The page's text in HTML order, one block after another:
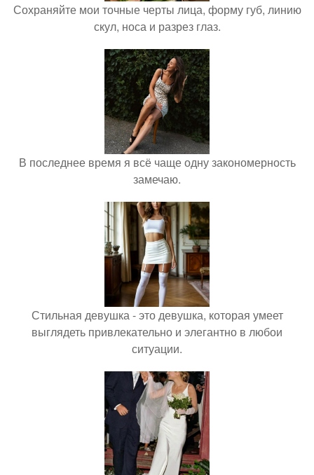
Сохраняйте мои точные черты лица, форму губ, линию
скул, носа и разрез глаз.
В последнее время я всё чаще одну закономерность
замечаю.
Стильная девушка - это девушка, которая умеет
выглядеть привлекательно и элегантно в любои
ситуации.